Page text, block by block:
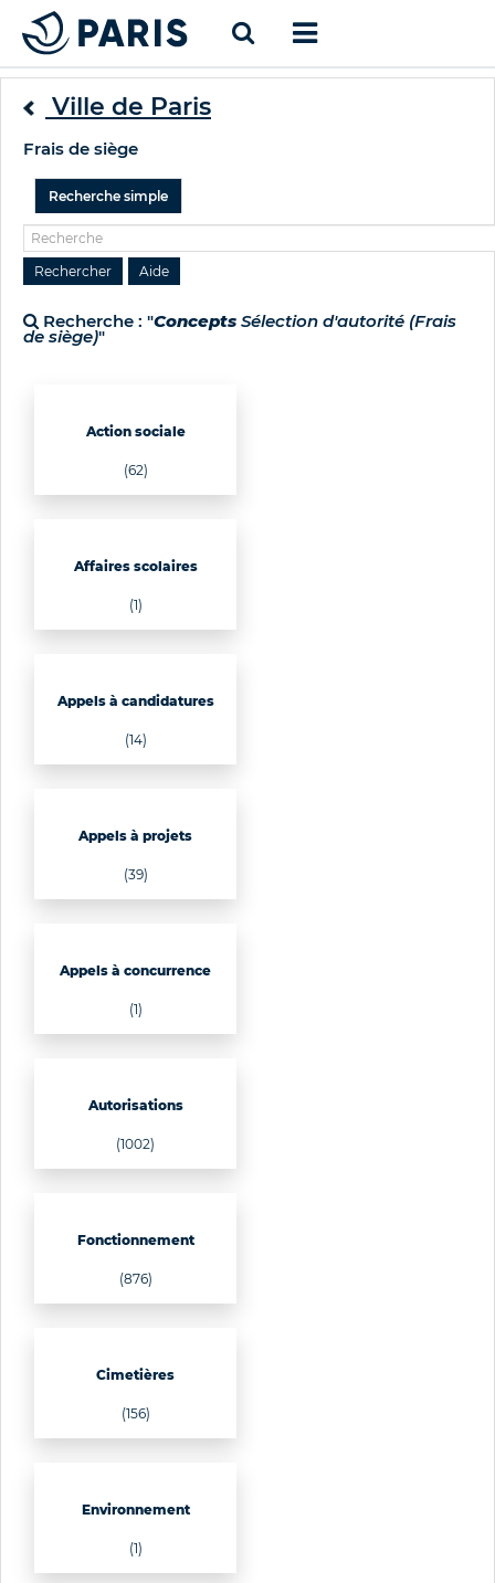
Ville de Paris
Frais de siège
Recherche simple
Recherche : "Concepts Sélection d'autorité (Frais
de siège)"
Action sociale
(62)
Affaires scolaires
(1)
Appels à candidatures
(14)
Appels à projets
(39)
Appels à concurrence
(1)
Autorisations
(1002)
Fonctionnement
(876)
Cimetières
(156)
Environnement
(1)